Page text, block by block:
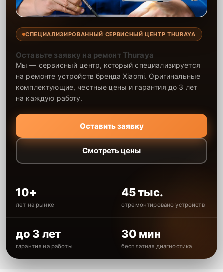
СПЕЦИАЛИЗИРОВАННЫЙ СЕРВИСНЫЙ ЦЕНТР THURAYA
Оставьте заявку на ремонт Thuraya
Мы — сервисный центр, который специализируется
на ремонте устройств бренда Xiaomi. Оригинальные
комплектующие, честные цены и гарантия до 3 лет
на каждую работу.
Оставить заявку
Смотреть цены
10+
лет на рынке
45 тыс.
отремонтировано устройств
до 3 лет
гарантия на работы
30 мин
бесплатная диагностика